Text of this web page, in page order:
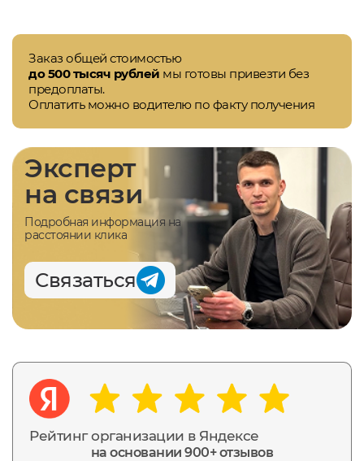
Заказ общей стоимостью
до 500 тысяч рублей мы готовы привезти без
предоплаты.
Оплатить можно водителю по факту получения
Рейтинг организации в Яндексе
на основании 900+ отзывов
Эксперт
на связи
Подробная информация на
расстоянии клика
Связаться